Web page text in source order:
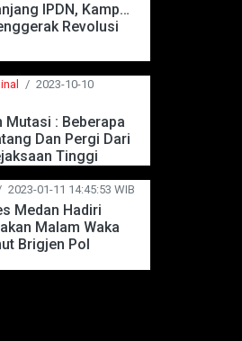
IPDN, Kampus
Revolusi
/ 2023-10-10
Mutasi : Beberapa
Dan Pergi Dari
Tinggi
2023-01-11 14:45:53 WIB
Medan Hadiri
Malam Waka
Brigjen Pol